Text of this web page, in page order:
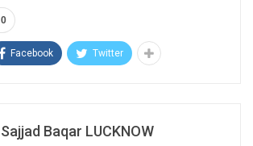
0
Facebook Twitter
Sajjad Baqar LUCKNOW